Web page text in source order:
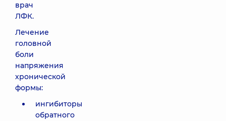
врач
ЛФК.
Лечение
головной
боли
напряжения
хронической
формы:
ингибиторы
обратного